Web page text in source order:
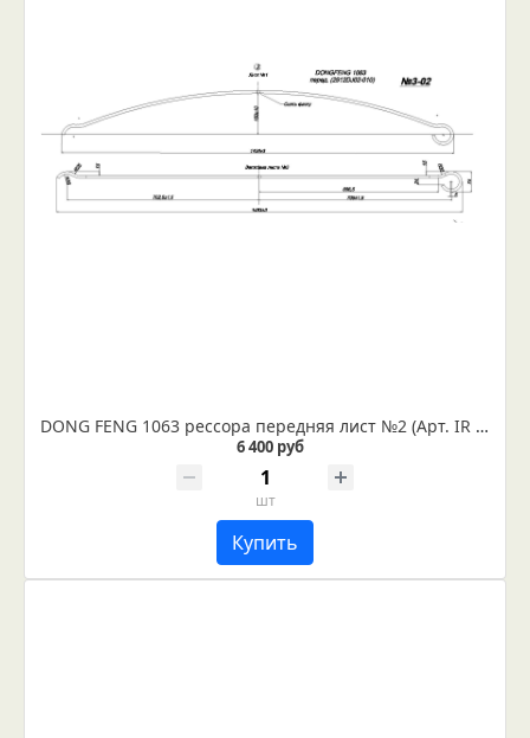
DONG FENG 1063 рессора передняя лист №2 (Арт. IR 03-02-02)
6 400 руб
шт
Купить